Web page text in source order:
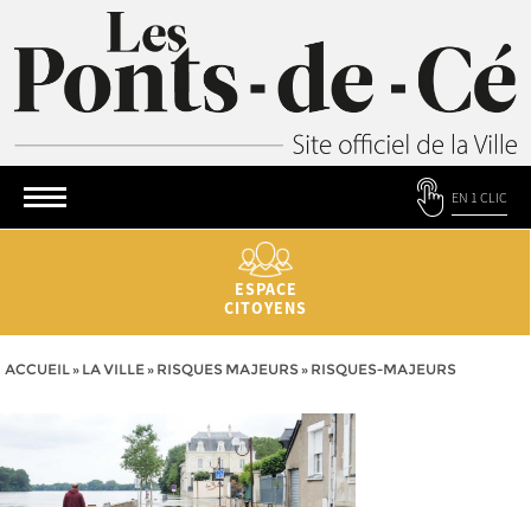
EN 1 CLIC
ESPACE
CITOYENS
ACCUEIL» LA VILLE» RISQUES MAJEURS» RISQUES-MAJEURS